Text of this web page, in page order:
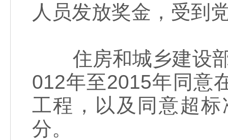
人员发放奖金，受到
住房和城乡建设部
012年至2015年同意
工程，以及同意超
分。